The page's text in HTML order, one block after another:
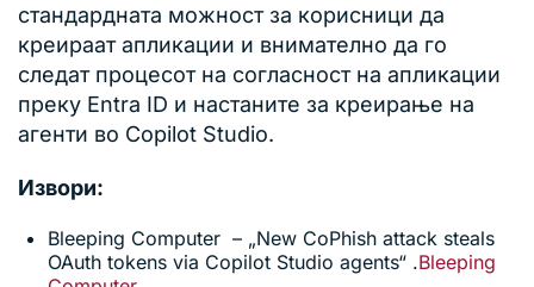
стандардната можност за корисници да
креираат апликации и внимателно да го
следат процесот на согласност на апликации
преку Entra ID и настаните за креирање на
агенти во Copilot Studio.
Извори:
Bleeping Computer – „New CoPhish attack steals
OAuth tokens via Copilot Studio agents“ .Bleeping